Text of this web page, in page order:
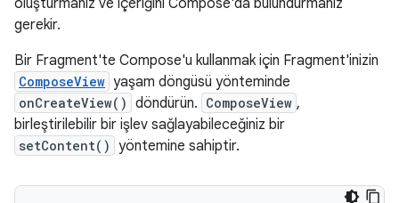
gerekir.
Bir Fragment'te Compose'u kullanmak için Fragment'inizin
ComposeView yaşam döngüsü yönteminde
onCreateView() döndürün. ComposeView ,
birleştirilebilir bir işlev sağlayabileceğiniz bir
setContent() yöntemine sahiptir.